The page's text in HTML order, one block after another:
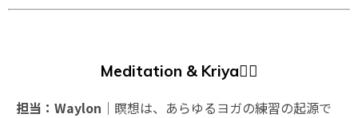
Meditation & Kriya🧘‍♀️
担当：Waylon ｜瞑想は、あらゆるヨガの練習の起源で